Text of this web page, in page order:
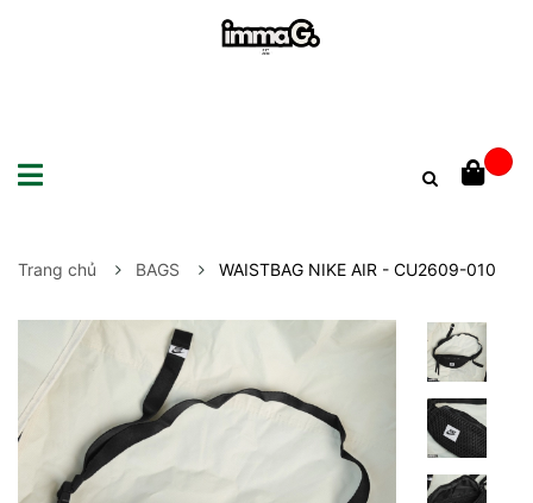
Trang chủ BAGS WAISTBAG NIKE AIR - CU2609-010